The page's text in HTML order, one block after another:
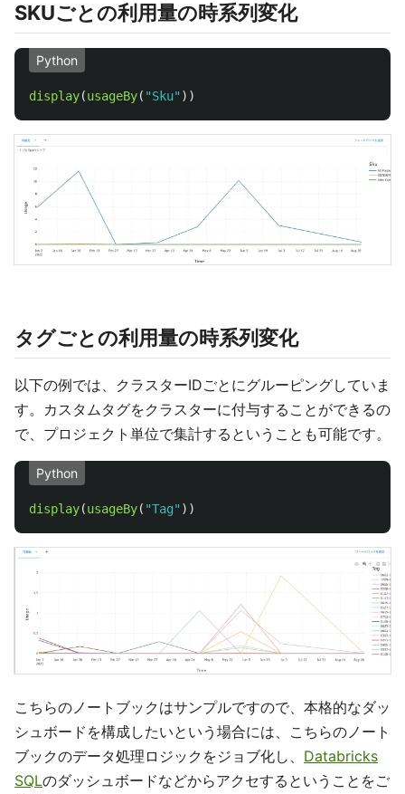
SKUごとの利用量の時系列変化
Python
display(usageBy( "Sku" ))
タグごとの利用量の時系列変化
以下の例では、クラスターIDごとにグルーピングしていま
す。カスタムタグをクラスターに付与することができるの
で、プロジェクト単位で集計するということも可能です。
Python
display(usageBy( "Tag" ))
こちらのノートブックはサンプルですので、本格的なダッ
シュボードを構成したいという場合には、こちらのノート
ブックのデータ処理ロジックをジョブ化し、 Databricks
SQLのダッシュボードなどからアクセするということをご